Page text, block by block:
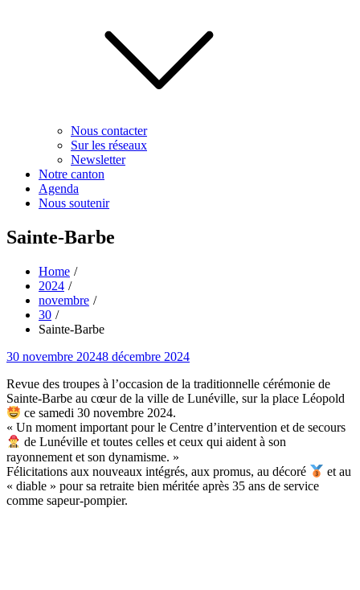
Nous contacter
Sur les réseaux
Newsletter
Notre canton
Agenda
Nous soutenir
Sainte-Barbe
Home
2024
novembre
30
Sainte-Barbe
Posted
30 novembre 20248 décembre 2024
Revue des troupes à l’occasion de la traditionnelle cérémonie de
Sainte-Barbe au cœur de la ville de Lunéville, sur la place Léopold
ce samedi 30 novembre 2024.
« Un moment important pour le Centre d’intervention et de secours
de Lunéville et toutes celles et ceux qui aident à son
rayonnement et son dynamisme. »
Félicitations aux nouveaux intégrés, aux promus, au décoré
et au
« diable » pour sa retraite bien méritée après 35 ans de service
comme sapeur-pompier.